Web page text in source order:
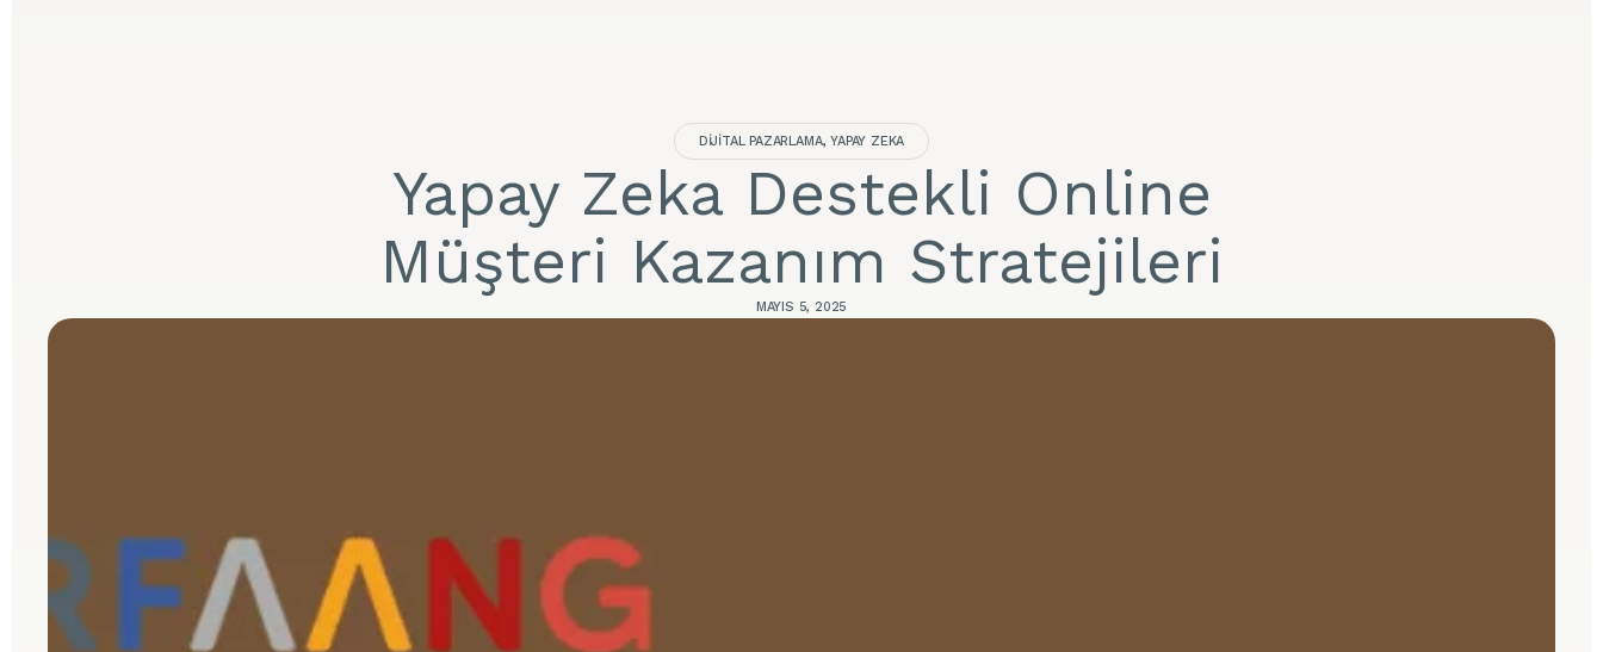
DIJITAL PAZARLAMA,YAPAY ZEKA
Yapay Zeka Destekli Online
Müşteri Kazanım Stratejileri
MAYIS 5, 2025